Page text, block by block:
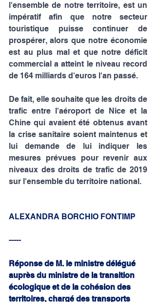
l'ensemble de notre territoire, est un
impératif afin que notre secteur
touristique puisse continuer de
prospérer, alors que notre économie
est au plus mal et que notre déficit
commercial a atteint le niveau record
de 164 milliards d'euros l'an passé.
De fait, elle souhaite que les droits de
trafic entre l'aéroport de Nice et la
Chine qui avaient été obtenus avant
la crise sanitaire soient maintenus et
lui demande de lui indiquer les
mesures prévues pour revenir aux
niveaux des droits de trafic de 2019
sur l'ensemble du territoire national.
ALEXANDRA BORCHIO FONTIMP
-----
Réponse de M. le ministre délégué
auprès du ministre de la transition
écologique et de la cohésion des
territoires, chargé des transports